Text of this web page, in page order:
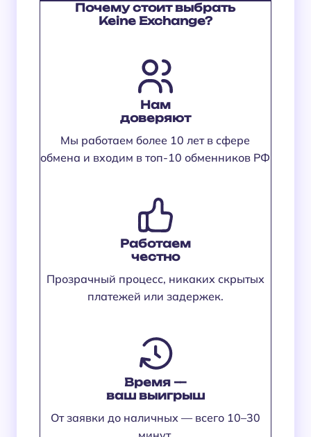
Почему стоит выбрать
Keine Exchange?
Нам
доверяют
Мы работаем более 10 лет в сфере
обмена и входим в топ-10 обменников РФ
Работаем
честно
Прозрачный процесс, никаких скрытых
платежей или задержек.
Время —
ваш выигрыш
От заявки до наличных — всего 10–30